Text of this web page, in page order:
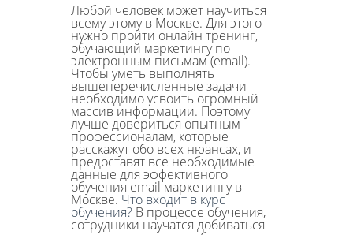
Любой человек может научиться
всему этому в Москве. Для этого
нужно пройти онлайн тренинг,
обучающий маркетингу по
электронным письмам (email).
Чтобы уметь выполнять
вышеперечисленные задачи
необходимо усвоить огромный
массив информации. Поэтому
лучше довериться опытным
профессионалам, которые
расскажут обо всех нюансах, и
предоставят все необходимые
данные для эффективного
обучения email маркетингу в
Москве. Что входит в курс
обучения? В процессе обучения,
сотрудники научатся добиваться